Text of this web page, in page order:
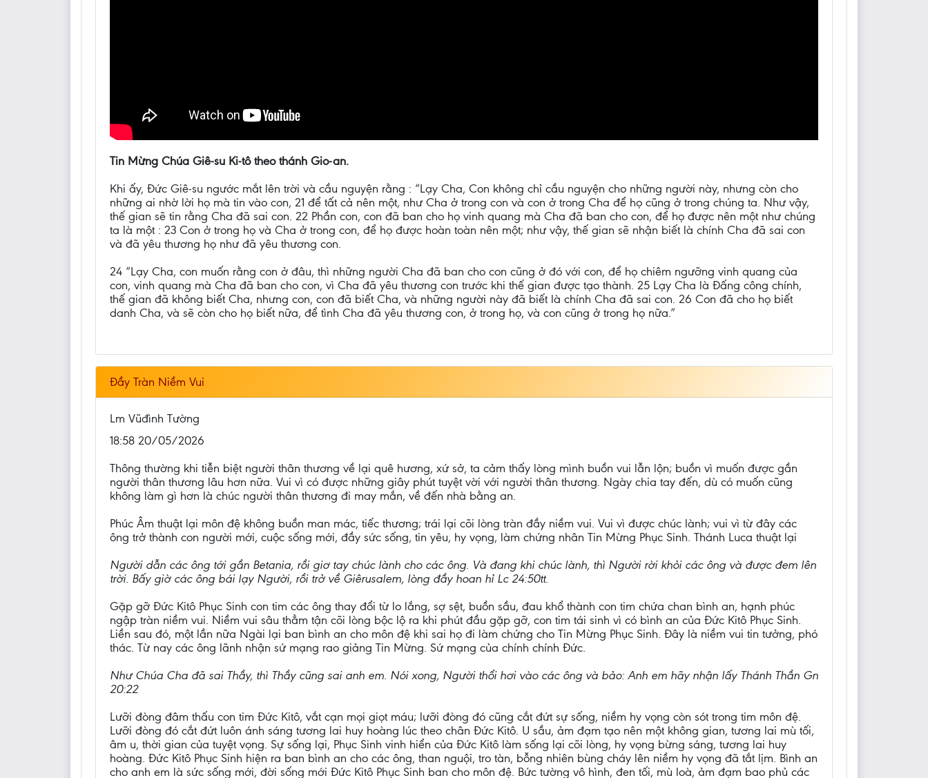
Tin Mừng Chúa Giê-su Ki-tô theo thánh Gio-an.
Khi ấy, Đức Giê-su ngước mắt lên trời và cầu nguyện rằng : “Lạy Cha, Con không chỉ cầu nguyện cho những người này, nhưng còn cho
những ai nhờ lời họ mà tin vào con, 21 để tất cả nên một, như Cha ở trong con và con ở trong Cha để họ cũng ở trong chúng ta. Như vậy,
thế gian sẽ tin rằng Cha đã sai con. 22 Phần con, con đã ban cho họ vinh quang mà Cha đã ban cho con, để họ được nên một như chúng
ta là một : 23 Con ở trong họ và Cha ở trong con, để họ được hoàn toàn nên một; như vậy, thế gian sẽ nhận biết là chính Cha đã sai con
và đã yêu thương họ như đã yêu thương con.
24 “Lạy Cha, con muốn rằng con ở đâu, thì những người Cha đã ban cho con cũng ở đó với con, để họ chiêm ngưỡng vinh quang của
con, vinh quang mà Cha đã ban cho con, vì Cha đã yêu thương con trước khi thế gian được tạo thành. 25 Lạy Cha là Đấng công chính,
thế gian đã không biết Cha, nhưng con, con đã biết Cha, và những người này đã biết là chính Cha đã sai con. 26 Con đã cho họ biết
danh Cha, và sẽ còn cho họ biết nữa, để tình Cha đã yêu thương con, ở trong họ, và con cũng ở trong họ nữa.”
Đầy Tràn Niềm Vui
Lm Vũđình Tường
18:58 20/05/2026
Thông thường khi tiễn biệt người thân thương về lại quê hương, xứ sở, ta cảm thấy lòng mình buồn vui lẫn lộn; buồn vì muốn được gần
người thân thương lâu hơn nữa. Vui vì có được những giây phút tuyệt vời với người thân thương. Ngày chia tay đến, dù có muốn cũng
không làm gì hơn là chúc người thân thương đi may mắn, về đến nhà bằng an.
Phúc Âm thuật lại môn đệ không buồn man mác, tiếc thương; trái lại cõi lòng tràn đầy niềm vui. Vui vì được chúc lành; vui vì từ đây các
ông trở thành con người mới, cuộc sống mới, đầy sức sống, tin yêu, hy vọng, làm chứng nhân Tin Mừng Phục Sinh. Thánh Luca thuật lại
Người dẫn các ông tới gần Betania, rồi giơ tay chúc lành cho các ông. Và đang khi chúc lành, thì Người rời khỏi các ông và được đem lên
trời. Bấy giờ các ông bái lạy Người, rồi trở về Giêrusalem, lòng đầy hoan hỉ Lc 24:50tt.
Gặp gỡ Đức Kitô Phục Sinh con tim các ông thay đổi từ lo lắng, sợ sệt, buồn sầu, đau khổ thành con tim chứa chan bình an, hạnh phúc
ngập tràn niềm vui. Niềm vui sâu thẳm tận cõi lòng bộc lộ ra khi phút đầu gặp gỡ, con tim tái sinh vì có bình an của Đức Kitô Phục Sinh.
Liền sau đó, một lần nữa Ngài lại ban bình an cho môn đệ khi sai họ đi làm chứng cho Tin Mừng Phục Sinh. Đây là niềm vui tin tưởng, phó
thác. Từ nay các ông lãnh nhận sứ mạng rao giảng Tin Mừng. Sứ mạng của chính chính Đức.
Như Chúa Cha đã sai Thầy, thì Thầy cũng sai anh em. Nói xong, Người thổi hơi vào các ông và bảo: Anh em hãy nhận lấy Thánh Thần Gn
20:22
Lưỡi đòng đâm thấu con tim Đức Kitô, vắt cạn mọi giọt máu; lưỡi đòng đó cũng cắt đứt sự sống, niềm hy vọng còn sót trong tim môn đệ.
Lưỡi đòng đó cắt đứt luôn ánh sáng tương lai huy hoàng lúc theo chân Đức Kitô. U sầu, ảm đạm tạo nên một không gian, tương lai mù tối,
âm u, thời gian của tuyệt vọng. Sự sống lại, Phục Sinh vinh hiển của Đức Kitô làm sống lại cõi lòng, hy vọng bừng sáng, tương lai huy
hoàng. Đức Kitô Phục Sinh hiện ra ban bình an cho các ông, than nguội, tro tàn, bỗng nhiên bùng cháy lên niềm hy vọng đã tắt lịm. Bình an
cho anh em là sức sống mới, đời sống mới Đức Kitô Phục Sinh ban cho môn đệ. Bức tường vô hình, đen tối, mù loà, ảm đạm bao phủ các